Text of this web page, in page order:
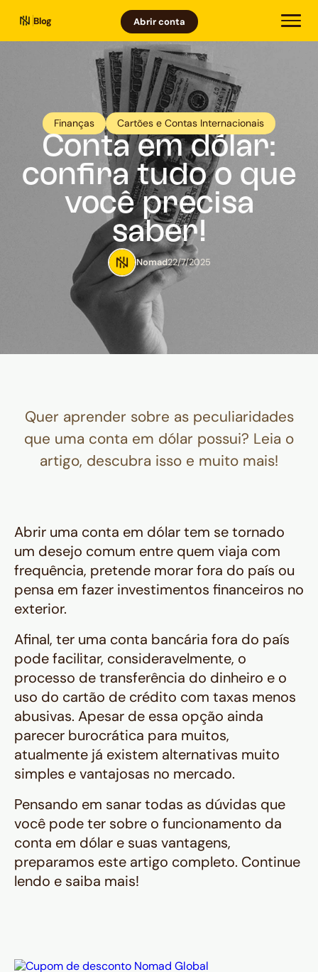
Blog Abrir conta
Finanças Cartões e Contas Internacionais
Conta em dólar:
confira tudo o que
você precisa
saber!
Nomad22/7/2025
Quer aprender sobre as peculiaridades
que uma conta em dólar possui? Leia o
artigo, descubra isso e muito mais!
Abrir uma conta em dólar tem se tornado
um desejo comum entre quem viaja com
frequência, pretende morar fora do país ou
pensa em fazer investimentos financeiros no
exterior.
Afinal, ter uma conta bancária fora do país
pode facilitar, consideravelmente, o
processo de transferência do dinheiro e o
uso do cartão de crédito com taxas menos
abusivas. Apesar de essa opção ainda
parecer burocrática para muitos,
atualmente já existem alternativas muito
simples e vantajosas no mercado.
Pensando em sanar todas as dúvidas que
você pode ter sobre o funcionamento da
conta em dólar e suas vantagens,
preparamos este artigo completo. Continue
lendo e saiba mais!